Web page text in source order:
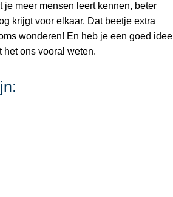
meer mensen leert kennen, beter
krijgt voor elkaar. Dat beetje extra
wonderen! En heb je een goed idee
het ons vooral weten.